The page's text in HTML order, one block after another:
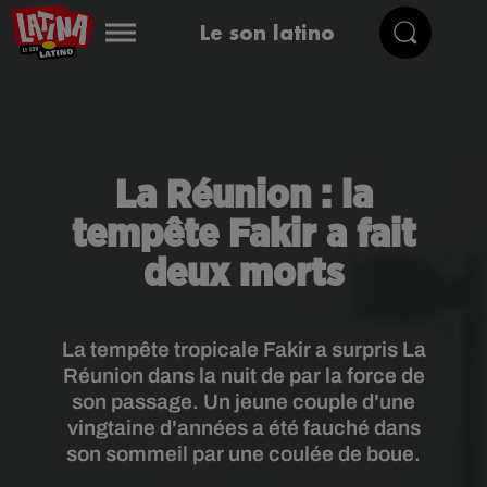
Le son latino
La Réunion : la
tempête Fakir a fait
deux morts
La tempête tropicale Fakir a surpris La
Réunion dans la nuit de par la force de
son passage. Un jeune couple d'une
vingtaine d'années a été fauché dans
son sommeil par une coulée de boue.